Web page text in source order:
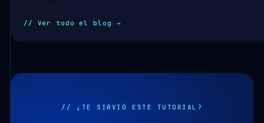
// Ver todo el blog →
// ¿TE SIRVIÓ ESTE TUTORIAL?